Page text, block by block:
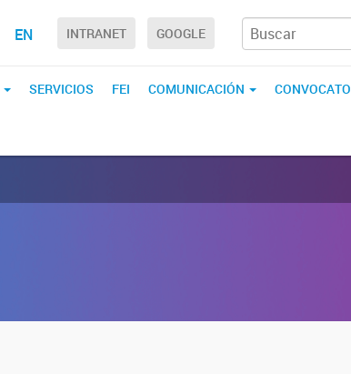
EN INTRANET GOOGLE
SERVICIOS FEI COMUNICACIÓN